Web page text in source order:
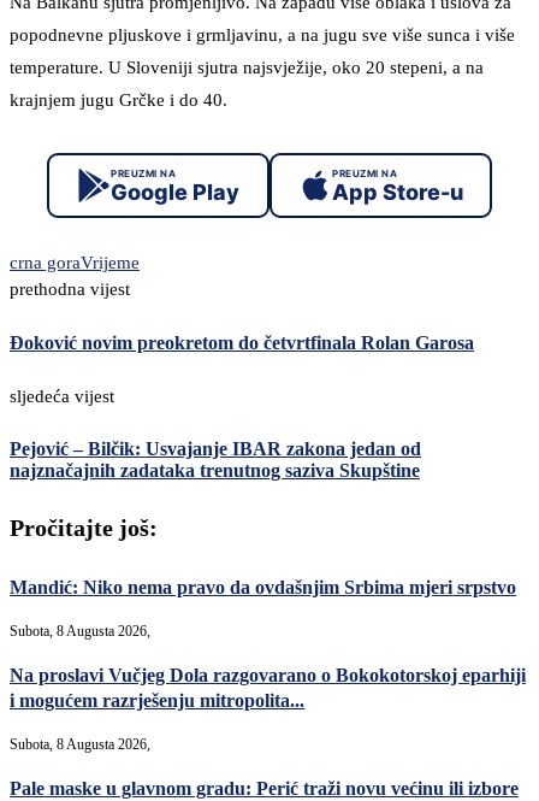
popodnevne pljuskove i grmljavinu, a na jugu sve više sunca i više
temperature. U Sloveniji sjutra najsvježije, oko 20 stepeni, a na
krajnjem jugu Grčke i do 40.
PREUZMI NA
Google Play
PREUZMI NA
App Store-u
crna goraVrijeme
prethodna vijest
Đoković novim preokretom do četvrtfinala Rolan Garosa
sljedeća vijest
Pejović – Bilčik: Usvajanje IBAR zakona jedan od
najznačajnih zadataka trenutnog saziva Skupštine
Pročitajte još:
Mandić: Niko nema pravo da ovdašnjim Srbima mjeri srpstvo
Subota, 8 Augusta 2026,
Na proslavi Vučjeg Dola razgovarano o Bokokotorskoj eparhiji
i mogućem razrješenju mitropolita...
Subota, 8 Augusta 2026,
Pale maske u glavnom gradu: Perić traži novu većinu ili izbore